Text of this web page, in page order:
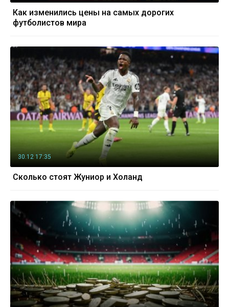
Как изменились цены на самых дорогих
футболистов мира
30.12 17:35
Сколько стоят Жуниор и Холанд